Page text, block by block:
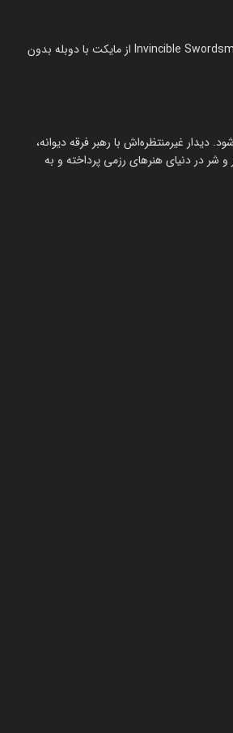
فیلم شمشیرزن شکست ناپذیر در سال 2025 در ژانر اکشن ساخته شده است. تماشای آنلاین و رایگان Invincible Swordsman از مایکت با دوبله بدون
دیدار غیرمنتظره‌اش با رهبر فرقه دیوانه،
شر در دنیای هنرهای رزمی پرداخته و به